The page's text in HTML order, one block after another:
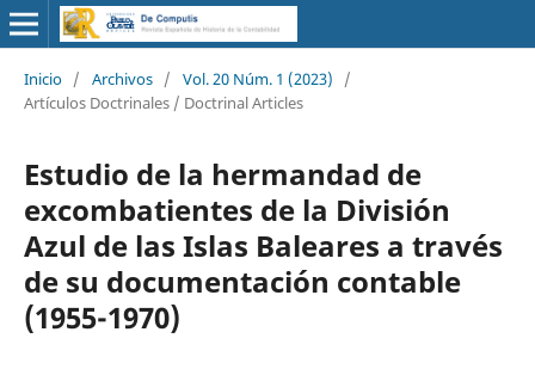
Inicio / Archivos / Vol. 20 Núm. 1 (2023)
/
Artículos Doctrinales / Doctrinal Articles
Estudio de la hermandad de
excombatientes de la División
Azul de las Islas Baleares a través
de su documentación contable
(1955-1970)